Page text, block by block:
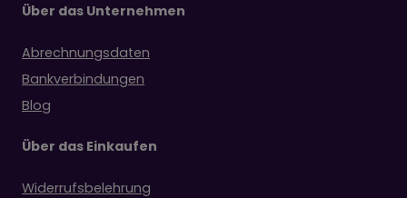
Über das Unternehmen
Abrechnungsdaten
Bankverbindungen
Blog
Über das Einkaufen
Widerrufsbelehrung